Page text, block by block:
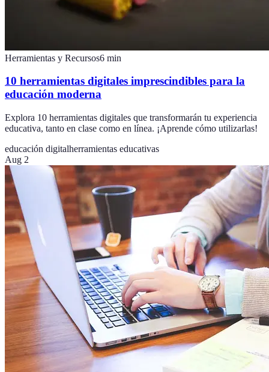
Herramientas y Recursos6 min
10 herramientas digitales imprescindibles para la
educación moderna
Explora 10 herramientas digitales que transformarán tu experiencia
educativa, tanto en clase como en línea. ¡Aprende cómo utilizarlas!
educación digitalherramientas educativas
Aug 2